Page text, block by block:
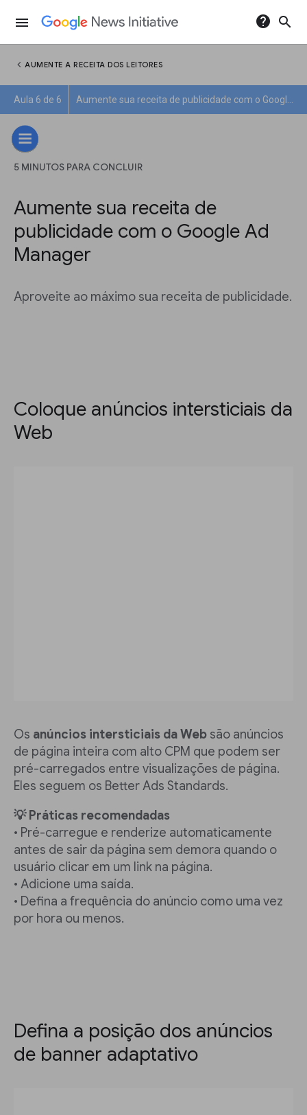
menu help search
chevron_left AUMENTE A RECEITA DOS LEITORES
Aula 6 de 6
5 MINUTOS PARA CONCLUIR
Aumente sua receita de
publicidade com o Google Ad
Manager
Aproveite ao máximo sua receita de publicidade.
Coloque anúncios intersticiais da
Web
Os anúncios intersticiais da Web são anúncios
de página inteira com alto CPM que podem ser
pré-carregados entre visualizações de página.
Eles seguem os Better Ads Standards.
💡 Práticas recomendadas
• Pré-carregue e renderize automaticamente
antes de sair da página sem demora quando o
usuário clicar em um link na página.
• Adicione uma saída.
• Defina a frequência do anúncio como uma vez
por hora ou menos.
Defina a posição dos anúncios
de banner adaptativo